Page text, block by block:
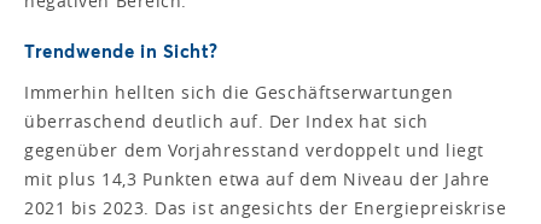
Trendwende in Sicht?
Immerhin hellten sich die Geschäftserwartungen
überraschend deutlich auf. Der Index hat sich
gegenüber dem Vorjahresstand verdoppelt und liegt
mit plus 14,3 Punkten etwa auf dem Niveau der Jahre
2021 bis 2023. Das ist angesichts der Energiepreiskrise